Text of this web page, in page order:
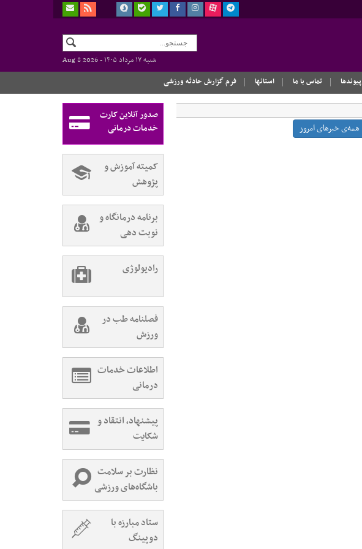
شنبه ۱۷ مرداد ۱۴۰۵ -
Aug 8 2026
پیوندها تماس با ما استانها فرم گزارش حادثه ورزشی
همه‌ی خبرهای امروز
صدور آنلاین کارت
خدمات درمانی
کمیته آموزش و
پژوهش
برنامه درمانگاه و
نوبت دهی
رادیولوژی
فصلنامه طب در
ورزش
اطلاعات خدمات
درمانی
پیشنهاد، انتقاد و
شکایت
نظارت بر سلامت
باشگاه‌های ورزشی
ستاد مبارزه با
دوپینگ